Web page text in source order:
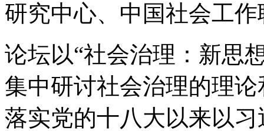
研究中心、中国社会工
论坛以“社会治理：新思
集中研讨社会治理的理
落实党的十八大以来以